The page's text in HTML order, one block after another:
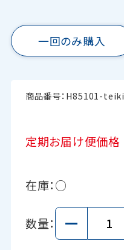
一回のみ購入
商品番号： H85101-teiki
定期お届け便価格
在庫：○
数量：